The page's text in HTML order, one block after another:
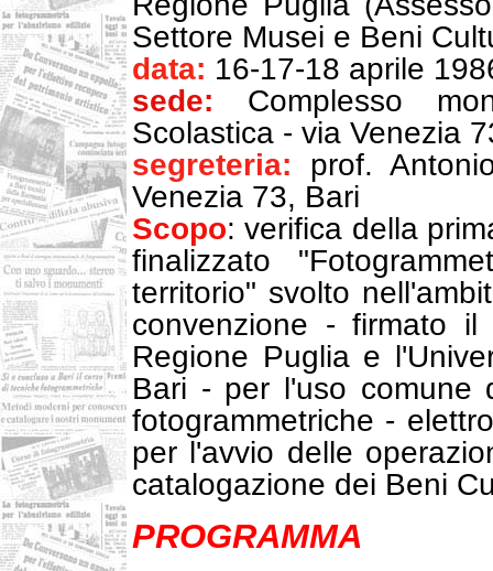
Settore Musei e Beni
data: 16-17-18 aprile
sede: Complesso
Scolastica - via Venezia
segreteria: prof.
Venezia 73, Bari
Scopo: verifica della
finalizzato
territorio" svolto
convenzione - firmato
Regione Puglia e
Bari - per l'uso comune
fotogrammetriche -
per l'avvio delle
catalogazione dei Beni
PROGRAMMA